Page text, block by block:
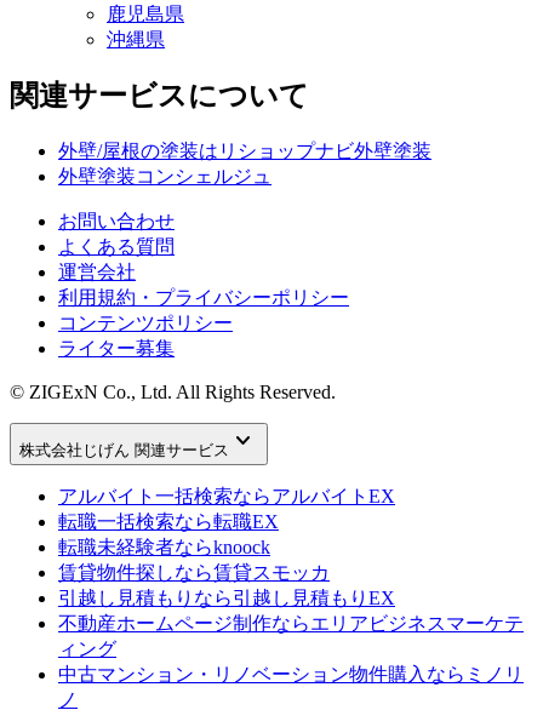
鹿児島県
沖縄県
関連サービスについて
外壁/屋根の塗装はリショップナビ外壁塗装
外壁塗装コンシェルジュ
お問い合わせ
よくある質問
運営会社
利用規約・プライバシーポリシー
コンテンツポリシー
ライター募集
© ZIGExN Co., Ltd. All Rights Reserved.
株式会社じげん 関連サービス keyboard_arrow_down
アルバイト一括検索ならアルバイトEX
転職一括検索なら転職EX
転職未経験者ならknoock
賃貸物件探しなら賃貸スモッカ
引越し見積もりなら引越し見積もりEX
不動産ホームページ制作ならエリアビジネスマーケテ
ィング
中古マンション・リノベーション物件購入なら ミノリ
ノ